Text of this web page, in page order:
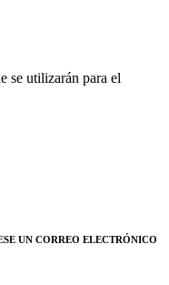
se utilizarán para el
UN CORREO ELECTRÓNICO